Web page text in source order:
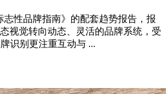
志性品牌指南》的配套趋势报告，报
视觉转向动态、灵活的品牌系统，受
识别更注重互动与 ...